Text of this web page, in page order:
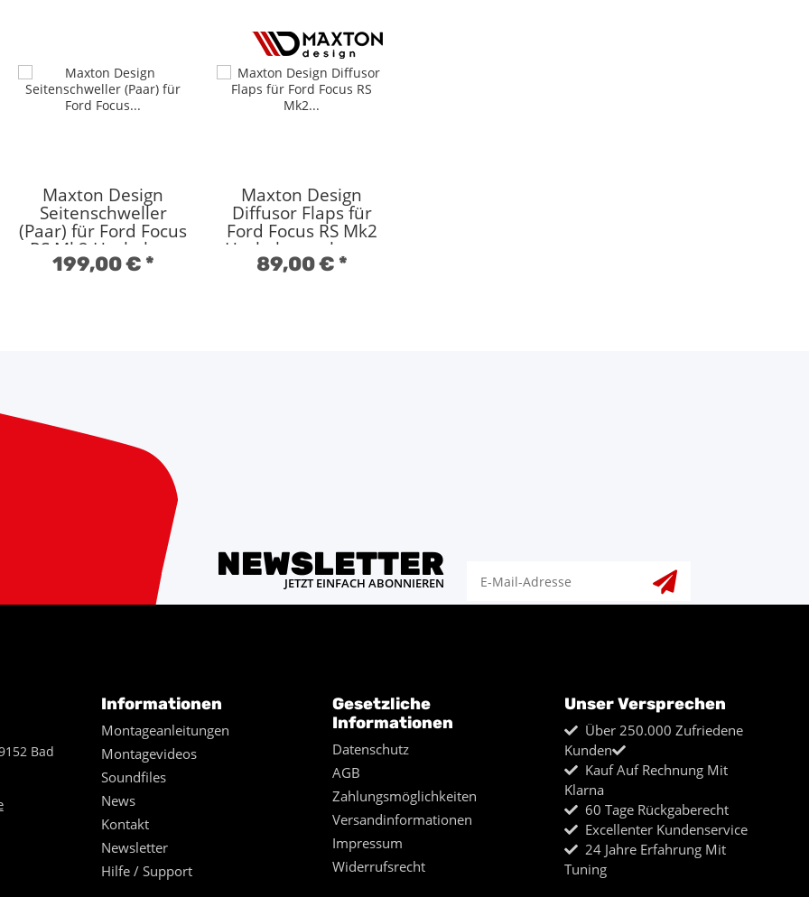
Maxton Design
Seitenschweller
(Paar) für Ford Focus
RS Mk2 Hochglanz
schwarz
199,00 €*
Maxton Design
Diffusor Flaps für
Ford Focus RS Mk2
Hochglanz schwarz
89,00 €*
NEWSLETTER
JETZT EINFACH ABONNIEREN
Bad
Informationen
Montageanleitungen
Montagevideos
Soundfiles
News
Kontakt
Newsletter
Hilfe / Support
Gesetzliche
Informationen
Datenschutz
AGB
Zahlungsmöglichkeiten
Versandinformationen
Impressum
Widerrufsrecht
Unser Versprechen
Über 250.000 Zufriedene
Kunden
Kauf Auf Rechnung Mit
Klarna
60 Tage Rückgaberecht
Excellenter Kundenservice
24 Jahre Erfahrung Mit
Tuning